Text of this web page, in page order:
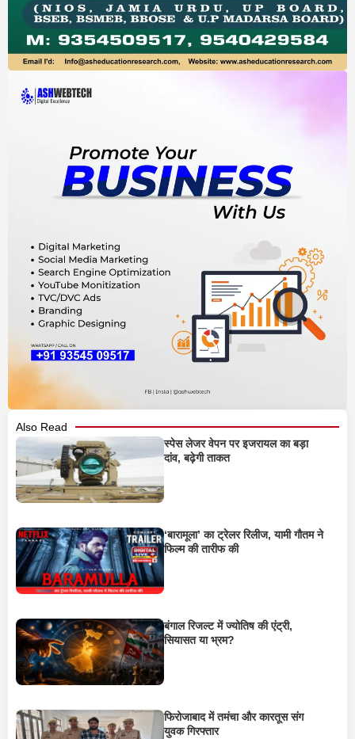
Also Read
स्पेस लेजर वेपन पर इजरायल का बड़ा
दांव, बढ़ेगी ताकत
‘बारामूला’ का ट्रेलर रिलीज, यामी गौतम ने
फिल्म की तारीफ की
बंगाल रिजल्ट में ज्योतिष की एंट्री,
सियासत या भ्रम?
फिरोजाबाद में तमंचा और कारतूस संग
युवक गिरफ्तार